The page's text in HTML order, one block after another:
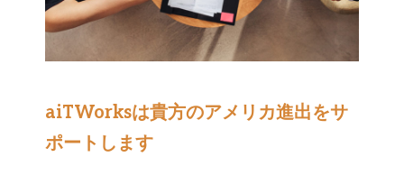
aiTWorksは貴方のアメリカ進出をサ
ポートします